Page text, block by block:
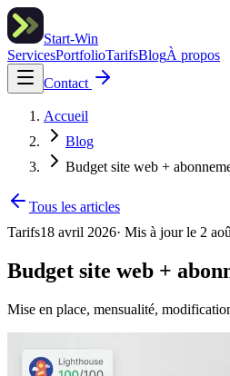
Start-Win
ServicesPortfolioTarifsBlogÀ propos
Contact
Accueil
Blog
Budget site web +
Tous les articles
Tarifs18 avril 2026· Mis à jour le 2
Budget site web +
Mise en place, mensualité,